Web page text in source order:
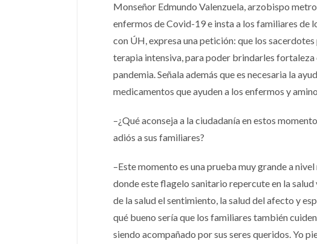
Monseñor Edmundo Valenzuela, arzobispo
enfermos de Covid-19 e insta a los familiares de
con ÚH, expresa una petición: que los
terapia intensiva, para poder brindarles
pandemia. Señala además que es necesaria la
medicamentos que ayuden a los enfermos y
–¿Qué aconseja a la ciudadanía en estos
adiós a sus familiares?
–Este momento es una prueba muy grande a
donde este flagelo sanitario repercute en la
de la salud el sentimiento, la salud del afecto y
qué bueno sería que los familiares también
siendo acompañado por sus seres queridos. Yo